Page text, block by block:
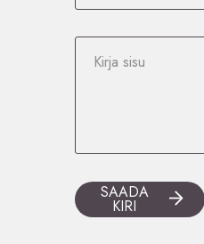
SAADA
KIRI